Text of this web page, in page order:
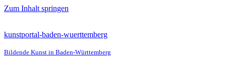
Zum Inhalt springen
kunstportal-baden-wuerttemberg
Bildende Kunst in Baden-Württemberg